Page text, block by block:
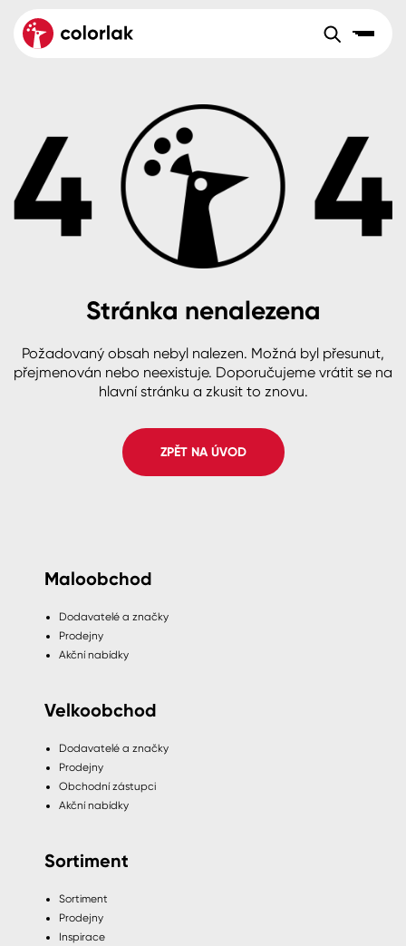
Velkoobchod Sortiment
Aktuality
Reference
O společnosti
B2B +420 800 145 555Po – Pá: 8:00–15:00
Česko
Slovensko Polsko Worldwide
Dřevo
Beton, asfalt, minerální podklady
Plast, sklo, keramika
Stěny
Fasády
Spreje
Colorlak Dekor
Colorlak Profi
Colorlak Pta
Stránka nenalezena
Požadovaný obsah nebyl nalezen. Možná byl přesunut,
přejmenován nebo neexistuje. Doporučujeme vrátit se na
hlavní stránku a zkusit to znovu.
ZPĚT NA ÚVOD
Maloobchod
Dodavatelé a značky
Prodejny
Akční nabídky
Velkoobchod
Dodavatelé a značky
Prodejny
Obchodní zástupci
Akční nabídky
Sortiment
Sortiment
Prodejny
Inspirace